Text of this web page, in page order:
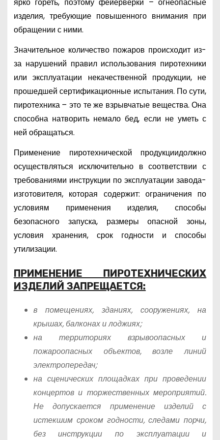
изделия, требующие повышенного внимания при
обращении с ними.
Значительное количество пожаров происходит из-
за нарушений правил использования пиротехники
или эксплуатации некачественной продукции, не
прошедшей сертификационные испытания. По сути,
пиротехника – это те же взрывчатые вещества. Она
способна натворить немало бед, если не уметь с
ней обращаться.
Применение пиротехнической продукциидолжно
осуществляться исключительно в соответствии с
требованиями инструкции по эксплуатации завода-
изготовителя, которая содержит: ограничения по
условиям применения изделия, способы
безопасного запуска, размеры опасной зоны,
условия хранения, срок годности и способы
утилизации.
ПРИМЕНЕНИЕ ПИРОТЕХНИЧЕСКИХ
ИЗДЕЛИЙ ЗАПРЕЩАЕТСЯ:
в помещениях, зданиях, сооружениях, на
крышах, балконах и лоджиях;
на территориях взрывоопасных и
пожароопасных объектов, возле линий
электропередач;
на сценических площадках при проведении
концертов и торжественных мероприятий.
Не допускается применение изделий с
истекшим сроком годности, следами порчи,
без инструкции по эксплуатации и